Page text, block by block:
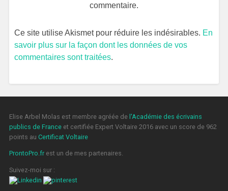
commentaire.
Ce site utilise Akismet pour réduire les indésirables. En
savoir plus sur la façon dont les données de vos
commentaires sont traitées.
Elise Arbel Molas est membre agréée de l'Académie des écrivains
publics de France et certifiée Expert Voltaire 2016 avec un score de 962
points au Certificat Voltaire
ProntoPro.fr est un de mes partenaires.
Suivez-moi sur :